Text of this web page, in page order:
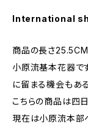
International
商品の長さ
小原流基本花器で
に留まる機会もあ
こちらの商品は四
現在は小原流本部